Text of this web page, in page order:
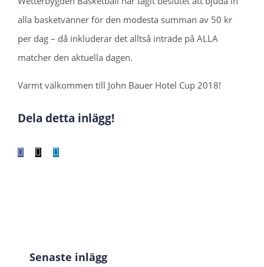
alla basketvänner för den modesta summan av 50 kr
per dag – då inkluderar det alltså inträde på ALLA
matcher den aktuella dagen.
Varmt välkommen till John Bauer Hotel Cup 2018!
Dela detta inlägg!
Facebook
Senaste inlägg